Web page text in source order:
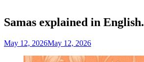
Samas explained in English.
May 12, 2026May 12, 2026